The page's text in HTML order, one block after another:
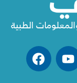
الطبية